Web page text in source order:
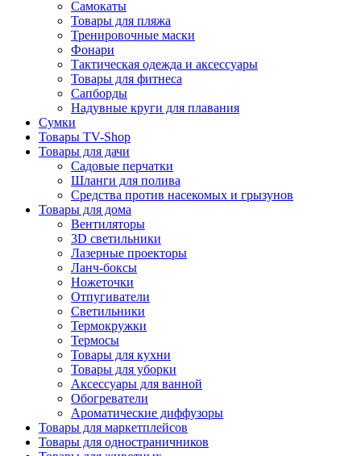
Самокаты
Товары для пляжа
Тренировочные маски
Фонари
Тактическая одежда и аксессуары
Товары для фитнеса
Сапборды
Надувные круги для плавания
Сумки
Товары TV-Shop
Товары для дачи
Садовые перчатки
Шланги для полива
Средства против насекомых и грызунов
Товары для дома
Вентиляторы
3D светильники
Лазерные проекторы
Ланч-боксы
Ножеточки
Отпугиватели
Светильники
Термокружки
Термосы
Товары для кухни
Товары для уборки
Аксессуары для ванной
Обогреватели
Ароматические диффузоры
Товары для маркетплейсов
Товары для одностраничников